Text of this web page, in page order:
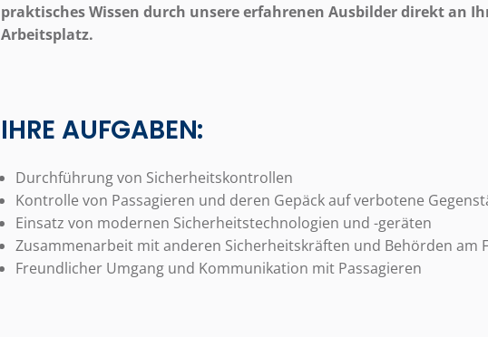
praktisches Wissen durch unsere erfahrenen Ausbilder direkt an
Arbeitsplatz.
IHRE AUFGABEN:
Durchführung von Sicherheitskontrollen
Kontrolle von Passagieren und deren Gepäck auf verbotene
Einsatz von modernen Sicherheitstechnologien und -geräten
Zusammenarbeit mit anderen Sicherheitskräften und Behörden am
Freundlicher Umgang und Kommunikation mit Passagieren